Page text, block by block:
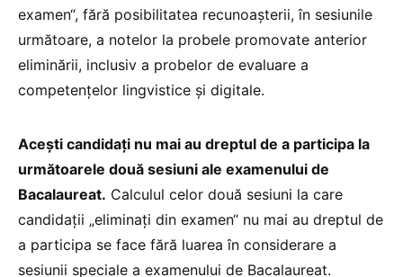
examen“, fără posibilitatea recunoașterii, în sesiunile
următoare, a notelor la probele promovate anterior
eliminării, inclusiv a probelor de evaluare a
competențelor lingvistice și digitale.
Acești candidați nu mai au dreptul de a participa la
următoarele două sesiuni ale examenului de
Bacalaureat. Calculul celor două sesiuni la care
candidații „eliminați din examen“ nu mai au dreptul de
a participa se face fără luarea în considerare a
sesiunii speciale a examenului de Bacalaureat.